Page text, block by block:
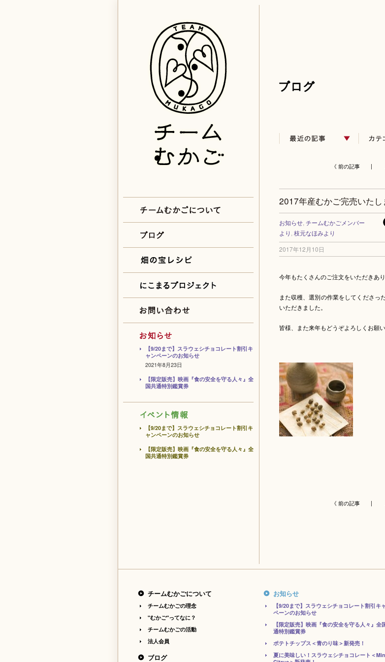
《 前の記事 |
2017年産むかご完売いたし
お知らせ, チームむかごメンバー
より 枝元なほみより
2017年12月10日
今年もたくさんのご注文をいただきあ
また収穫、選別の作業をしてくださっ
いただきました。
皆様、また来年もどうぞよろしくお願い
《 前の記事 |
【9/20まで】スラウェシチョコレート割引キ
ャンペーンのお知らせ
2021年8月23日
【限定販売】映画『食の安全を守る人々』全
国共通特別鑑賞券
【9/20まで】スラウェシチョコレート割引キ
ャンペーンのお知らせ
【限定販売】映画『食の安全を守る人々』全
国共通特別鑑賞券
チームむかごについて
チームむかごの理念
"むかご"ってなに？
チームむかごの活動
法人会員
ブログ
お知らせ
【9/20まで】スラウェシチョコレート割引キ
ペーンのお知らせ
【限定販売】映画『食の安全を守る人々』全
通特別鑑賞券
ポテトチップス＜青のり味＞新発売！
夏に美味しい！スラウェシチョコレート＜